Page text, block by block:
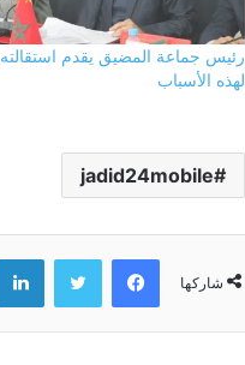
رئيس جماعة المضيق يقدم استقالته
لهذه الأسباب
jadid24mobile
شاركها
فيسبوك تويتر